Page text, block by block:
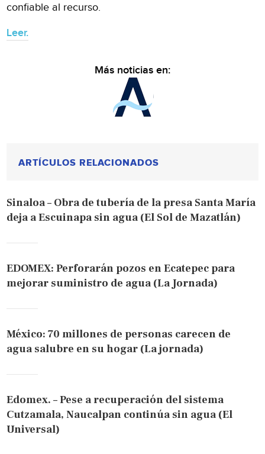
confiable al recurso.
Leer.
Más noticias en:
ARTÍCULOS RELACIONADOS
Sinaloa – Obra de tubería de la presa Santa María
deja a Escuinapa sin agua (El Sol de Mazatlán)
EDOMEX: Perforarán pozos en Ecatepec para
mejorar suministro de agua (La Jornada)
México: 70 millones de personas carecen de
agua salubre en su hogar (La jornada)
Edomex. – Pese a recuperación del sistema
Cutzamala, Naucalpan continúa sin agua (El
Universal)